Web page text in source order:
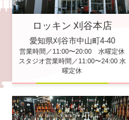
ロッキン 刈谷本店
愛知県刈谷市中山町4-40
営業時間／11:00〜20:00 水曜定休
スタジオ営業時間／11:00〜24:00 水
曜定休